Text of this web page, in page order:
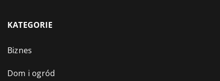
KATEGORIE
Biznes
Dom i ogród